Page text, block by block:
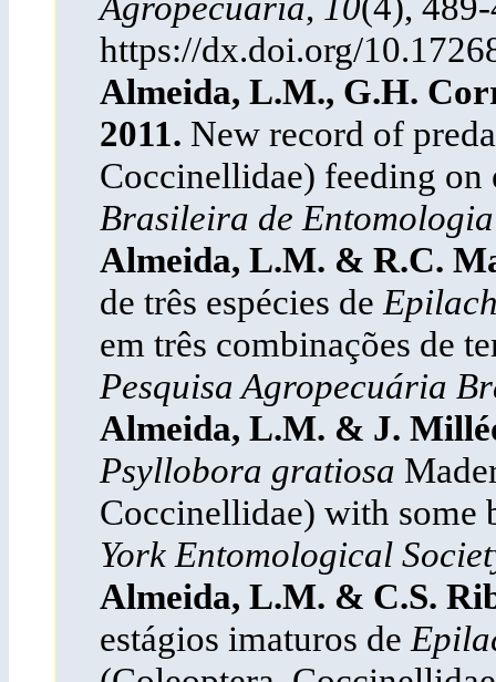
https://dx.doi.org/
Almeida, L.M., G.H.
2011. New record of
Coccinellidae) feeding on
Brasileira de
Almeida, L.M. & R.C.
de três espécies de
em três combinações de
Pesquisa Agropecuária
Almeida, L.M. & J.
Psyllobora gratiosa
Coccinellidae) with some
York Entomological
Almeida, L.M. & C.S.
estágios imaturos de